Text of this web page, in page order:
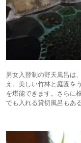
男女入替制の野天風呂は
え。美しい竹林と庭園を
を堪能できます。さらに
でも入れる貸切風呂もあ